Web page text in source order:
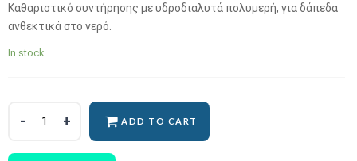
Καθαριστικό συντήρησης με υδροδιαλυτά πολυμερή, για δάπεδα
ανθεκτικά στο νερό.
In stock
ADD TO CART